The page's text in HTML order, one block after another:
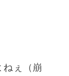
ぇ（崩